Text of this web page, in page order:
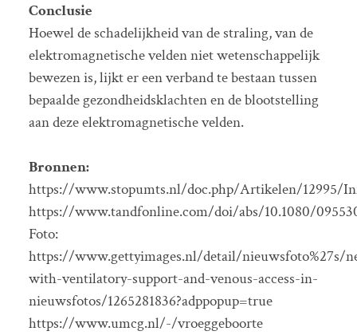
Conclusie
Hoewel de schadelijkheid van de straling, van de
elektromagnetische velden niet wetenschappelijk
bewezen is, lijkt er een verband te bestaan tussen
bepaalde gezondheidsklachten en de blootstelling
aan deze elektromagnetische velden.
Bronnen:
https://www.stopumts.nl/doc.php/Artikelen/12995/
https://www.tandfonline.com/doi/abs/10.1080/
Foto:
https://www.gettyimages.nl/detail/nieuwsfoto%27s/
with-ventilatory-support-and-venous-access-in-
nieuwsfotos/1265281836?adppopup=true
https://www.umcg.nl/-/vroeggeboorte